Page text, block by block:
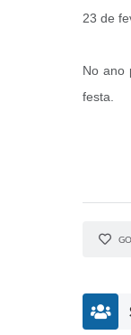
23 de
No ano
festa.